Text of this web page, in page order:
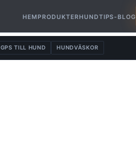
HEM PRODUKTERHUNDTIPS-BLOG
GPS TILL HUND HUNDVÄSKOR